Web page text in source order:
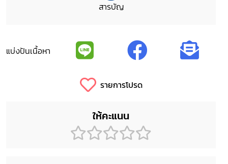
สารบัญ
แบ่งปันเนื้อหา
รายการโปรด
ให้คะแนน